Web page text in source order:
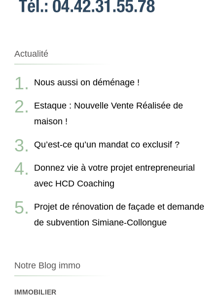
Actualité
Nous aussi on déménage !
Estaque : Nouvelle Vente Réalisée de
maison !
Qu’est-ce qu’un mandat co exclusif ?
Donnez vie à votre projet entrepreneurial
avec HCD Coaching
Projet de rénovation de façade et demande
de subvention Simiane-Collongue
Notre Blog immo
IMMOBILIER